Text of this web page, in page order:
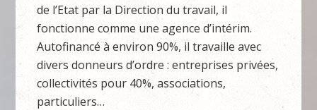
de l’Etat par la Direction du travail, il
fonctionne comme une agence d’intérim.
Autofinancé à environ 90%, il travaille avec
divers donneurs d’ordre : entreprises privées,
collectivités pour 40%, associations,
particuliers…